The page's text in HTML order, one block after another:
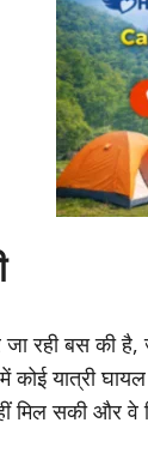
जा रही बस की
कोई यात्री
मिल सकी और वे